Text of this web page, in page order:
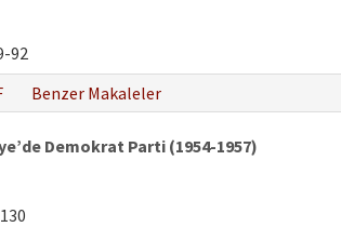
92
Benzer Makaleler
Demokrat Parti (1954-1957)